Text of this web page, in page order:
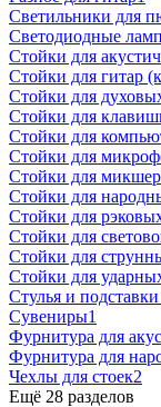
Светильники для
Светодиодные
Стойки для
Стойки для гитар
Стойки для
Стойки для
Стойки для
Стойки для
Стойки для
Стойки для
Стойки для
Стойки для
Стойки для
Стойки для
Стулья и
Сувениры1
Фурнитура для
Фурнитура для
Чехлы для стоек2
Ещё 28 разделов